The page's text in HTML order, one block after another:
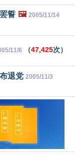
誓 🖼️ 2005/11/14
11/6 （47,425次）
退党 2005/11/3